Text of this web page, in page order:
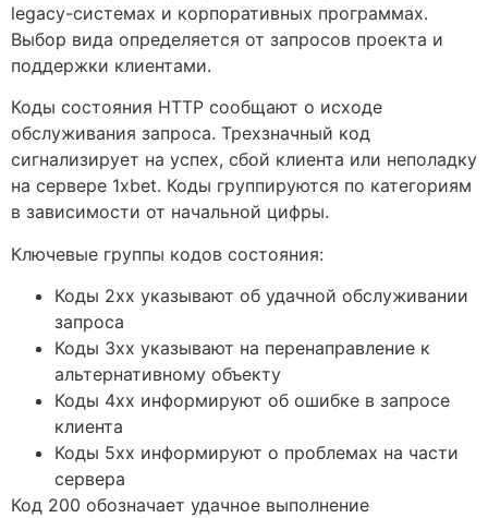
legacy-системах и корпоративных программах.
Выбор вида определяется от запросов проекта и
поддержки клиентами.
Коды состояния HTTP сообщают о исходе
обслуживания запроса. Трехзначный код
сигнализирует на успех, сбой клиента или неполадку
на сервере 1xbet. Коды группируются по категориям
в зависимости от начальной цифры.
Ключевые группы кодов состояния:
Коды 2xx указывают об удачной обслуживании
запроса
Коды 3xx указывают на перенаправление к
альтернативному объекту
Коды 4xx информируют об ошибке в запросе
клиента
Коды 5xx информируют о проблемах на части
сервера
Код 200 обозначает удачное выполнение